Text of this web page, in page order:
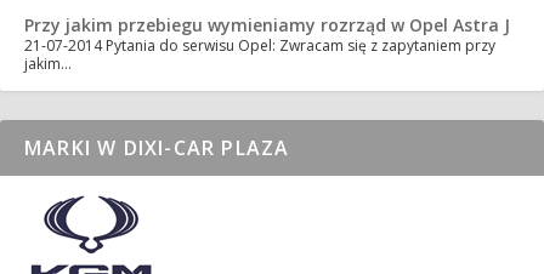
Przy jakim przebiegu wymieniamy rozrząd w Opel Astra J
21-07-2014 Pytania do serwisu Opel: Zwracam się z zapytaniem przy
jakim…
MARKI W DIXI-CAR PLAZA